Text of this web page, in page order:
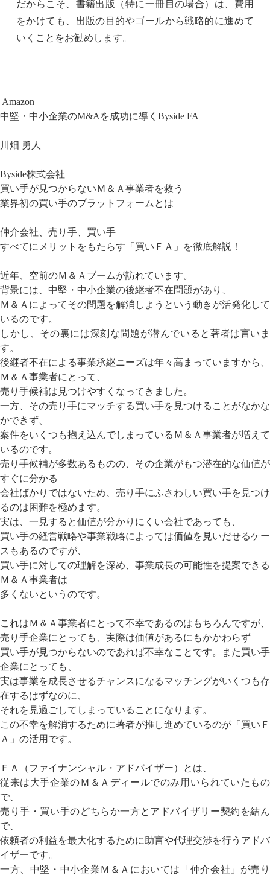
だからこそ、書籍出版（特に一冊目の場合）は、費用
をかけても、出版の目的やゴールから戦略的に進めて
いくことをお勧めします。
Amazon
中堅・中小企業のM&Aを成功に導くByside FA
川畑 勇人
Byside株式会社
買い手が見つからないＭ＆Ａ事業者を救う
業界初の買い手のプラットフォームとは
仲介会社、売り手、買い手
すべてにメリットをもたらす「買いＦＡ」を徹底解説！
近年、空前のＭ＆Ａブームが訪れています。
背景には、中堅・中小企業の後継者不在問題があり、
Ｍ＆Ａによってその問題を解消しようという動きが活発化して
いるのです。
しかし、その裏には深刻な問題が潜んでいると著者は言いま
す。
後継者不在による事業承継ニーズは年々高まっていますから、
Ｍ＆Ａ事業者にとって、
売り手候補は見つけやすくなってきました。
一方、その売り手にマッチする買い手を見つけることがなかな
かできず、
案件をいくつも抱え込んでしまっているＭ＆Ａ事業者が増えて
いるのです。
売り手候補が多数あるものの、その企業がもつ潜在的な価値が
すぐに分かる
会社ばかりではないため、売り手にふさわしい買い手を見つけ
るのは困難を極めます。
実は、一見すると価値が分かりにくい会社であっても、
買い手の経営戦略や事業戦略によっては価値を見いだせるケー
スもあるのですが、
買い手に対しての理解を深め、事業成長の可能性を提案できる
Ｍ＆Ａ事業者は
多くないというのです。
これはＭ＆Ａ事業者にとって不幸であるのはもちろんですが、
売り手企業にとっても、実際は価値があるにもかかわらず
買い手が見つからないのであれば不幸なことです。また買い手
企業にとっても、
実は事業を成長させるチャンスになるマッチングがいくつも存
在するはずなのに、
それを見過ごしてしまっていることになります。
この不幸を解消するために著者が推し進めているのが「買いＦ
Ａ」の活用です。
ＦＡ（ファイナンシャル・アドバイザー）とは、
従来は大手企業のＭ＆Ａディールでのみ用いられていたもの
で、
売り手・買い手のどちらか一方とアドバイザリー契約を結ん
で、
依頼者の利益を最大化するために助言や代理交渉を行うアドバ
イザーです。
一方、中堅・中小企業Ｍ＆Ａにおいては「仲介会社」が売り